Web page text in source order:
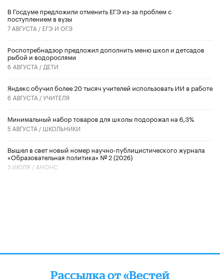
В Госдуме предложили отменить ЕГЭ из-за проблем с
поступлением в вузы
7 АВГУСТА / ЕГЭ И ОГЭ
Роспотребнадзор предложил дополнить меню школ и детсадов
рыбой и водорослями
6 АВГУСТА / ДЕТИ
​Яндекс обучил более 20 тысяч учителей использовать ИИ в работе
6 АВГУСТА /УЧИТЕЛЯ
Минимальный набор товаров для школы подорожал на 6,3%
5 АВГУСТА / ШКОЛЬНИКИ
Вышел в свет новый номер научно-публицистического журнала
«Образовательная политика» № 2 (2026)
3 ИЮЛЯ / АНОНС
Рассылка от «Вестей